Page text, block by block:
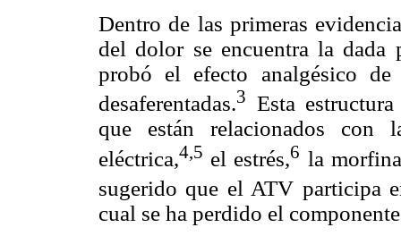
Dentro de las primeras
del dolor se encuentra la dada
probó el efecto analgésico
desaferentadas.3 Esta
que están relacionados con
eléctrica,4,5 el estrés,6 la morfina
sugerido que el ATV participa
cual se ha perdido el